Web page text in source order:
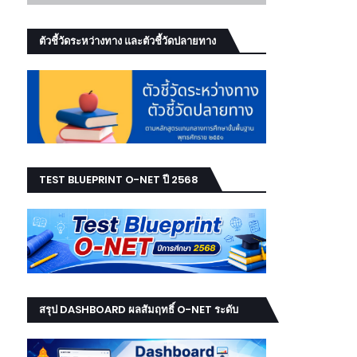
ตัวชี้วัดระหว่างทาง และตัวชี้วัดปลายทาง
TEST BLUEPRINT O-NET ปี 2568
สรุป DASHBOARD ผลสัมฤทธิ์ O-NET ระดับ
เขต